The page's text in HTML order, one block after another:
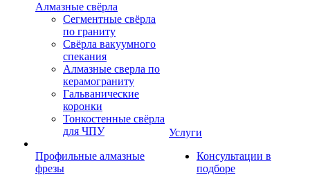
Алмазные свёрла
Сегментные свёрла
по граниту
Свёрла вакуумного
спекания
Алмазные сверла по
керамограниту
Гальванические
коронки
Тонкостенные свёрла
для ЧПУ
Профильные алмазные
фрезы
Услуги
Консультации в
подборе